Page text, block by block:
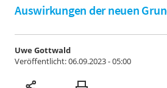
Auswirkungen der neuen
Uwe Gottwald
Veröffentlicht:06.09.2023 - 05:00